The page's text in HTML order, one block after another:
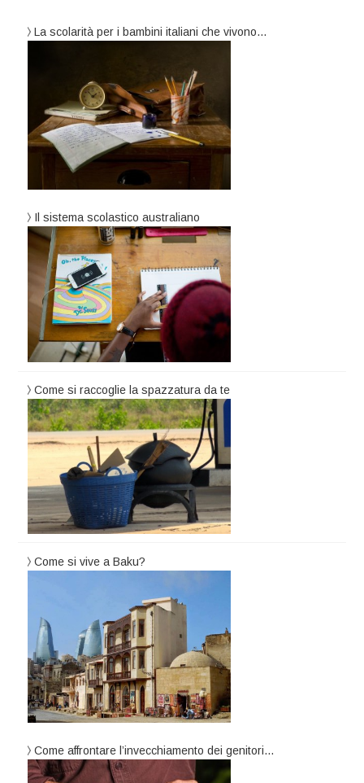
La scolarità per i bambini italiani che vivono…
Il sistema scolastico australiano
Come si raccoglie la spazzatura da te
Come si vive a Baku?
Come affrontare l’invecchiamento dei genitori…